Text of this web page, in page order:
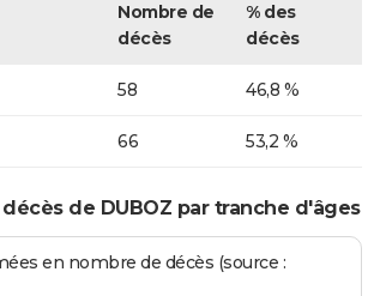
Nombre de
décès
% des
décès
58 46,8 %
66 53,2 %
de DUBOZ par tranche d'âges
en nombre de décès (source :